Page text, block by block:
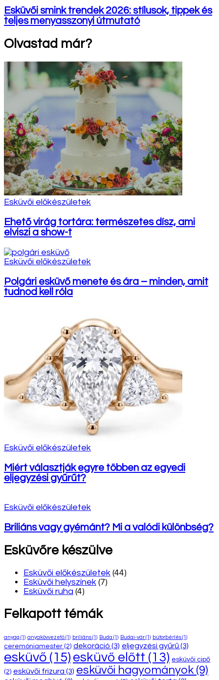
Esküvői smink trendek 2026: stílusok, tippek és
teljes menyasszonyi útmutató
Olvastad már?
Esküvői előkészületek
Ehető virág tortára: természetes dísz, ami
elviszi a show-t
Esküvői előkészületek
Polgári esküvő menete és ára – minden, amit
tudnod kell róla
Esküvői előkészületek
Miért választják egyre többen az egyedi
eljegyzési gyűrűt?
Esküvői előkészületek
Briliáns vagy gyémánt? Mi a valódi különbség?
Esküvőre készülve
Esküvői előkészületek (44)
Esküvői helyszínek (7)
Esküvői ruha (4)
Felkapott témák
anyag (1) anyakövvezető(1) briliáns(1) Buda (1) Budai-vár(1) bútorbérlés(1)
ceremóniamester (2) dekoráció (3) eljegyzési gyűrű(3)
esküvő (15) esküvő előtt (13) esküvői cipő
(2) esküvői frizura (3) esküvői hagyományok (9)